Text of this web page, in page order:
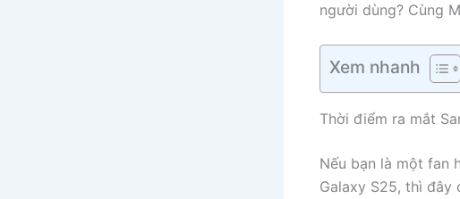
người dùng? Cùng
Xem nhanh
Thời điểm ra mắt
Nếu bạn là một fan
Galaxy S25, thì đây